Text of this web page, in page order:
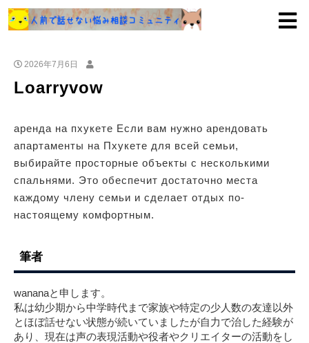
2026年7月6日
Loarryvow
аренда на пхукете Если вам нужно арендовать
апартаменты на Пхукете для всей семьи,
выбирайте просторные объекты с несколькими
спальнями. Это обеспечит достаточно места
каждому члену семьи и сделает отдых по-
настоящему комфортным.
筆者
wananaと申します。
私は幼少期から中学時代まで家族や特定の少人数の友達以外
とほぼ話せない状態が続いていましたが自力で治した経験が
あり、現在は声の表現活動や役者やクリエイターの活動をし